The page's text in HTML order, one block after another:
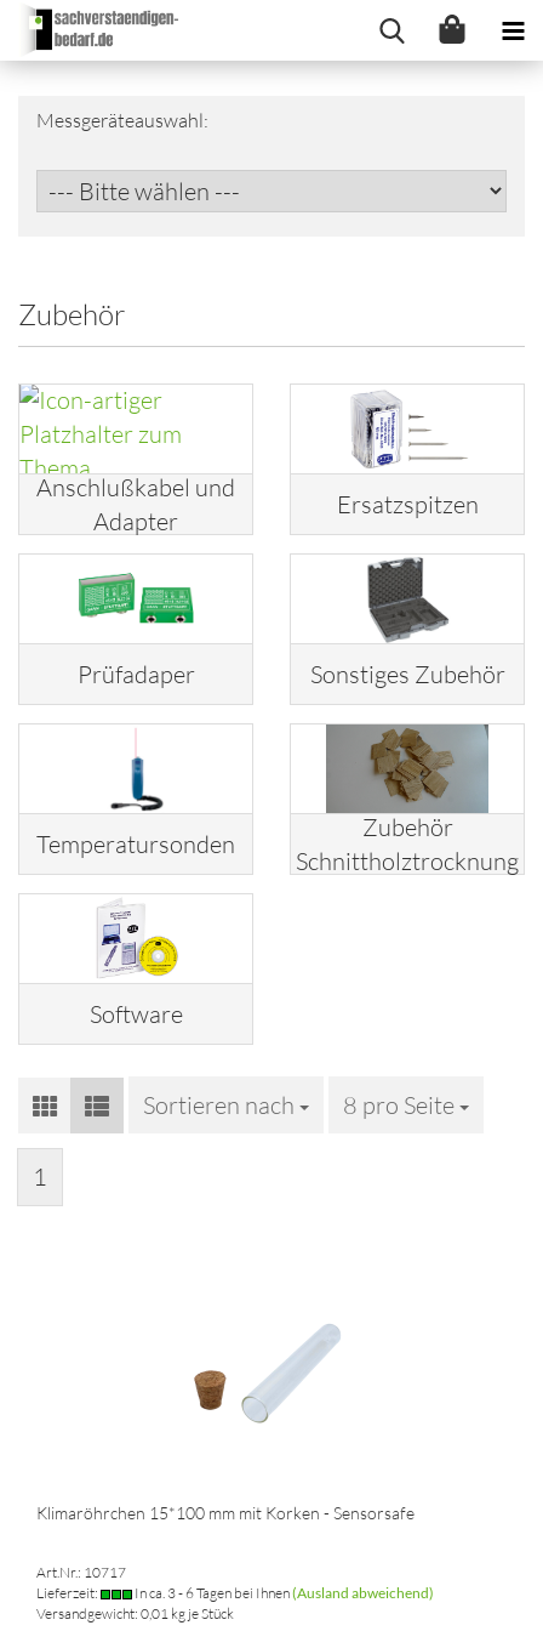
Messgeräteauswahl:
Zubehör
Anschlußkabel und
Adapter
Ersatzspitzen
Prüfadaper Sonstiges Zubehör
Temperatursonden
Zubehör
Schnittholztrocknung
Software
Sortieren nach
Sortieren nach 8 pro Seite
pro Seite
1
Klimaröhrchen 15*100 mm mit Korken - Sensorsafe
Art.Nr.: 10717
Lieferzeit:
In ca. 3 - 6 Tagen bei Ihnen(Ausland abweichend)
Versandgewicht: 0,01 kg je Stück